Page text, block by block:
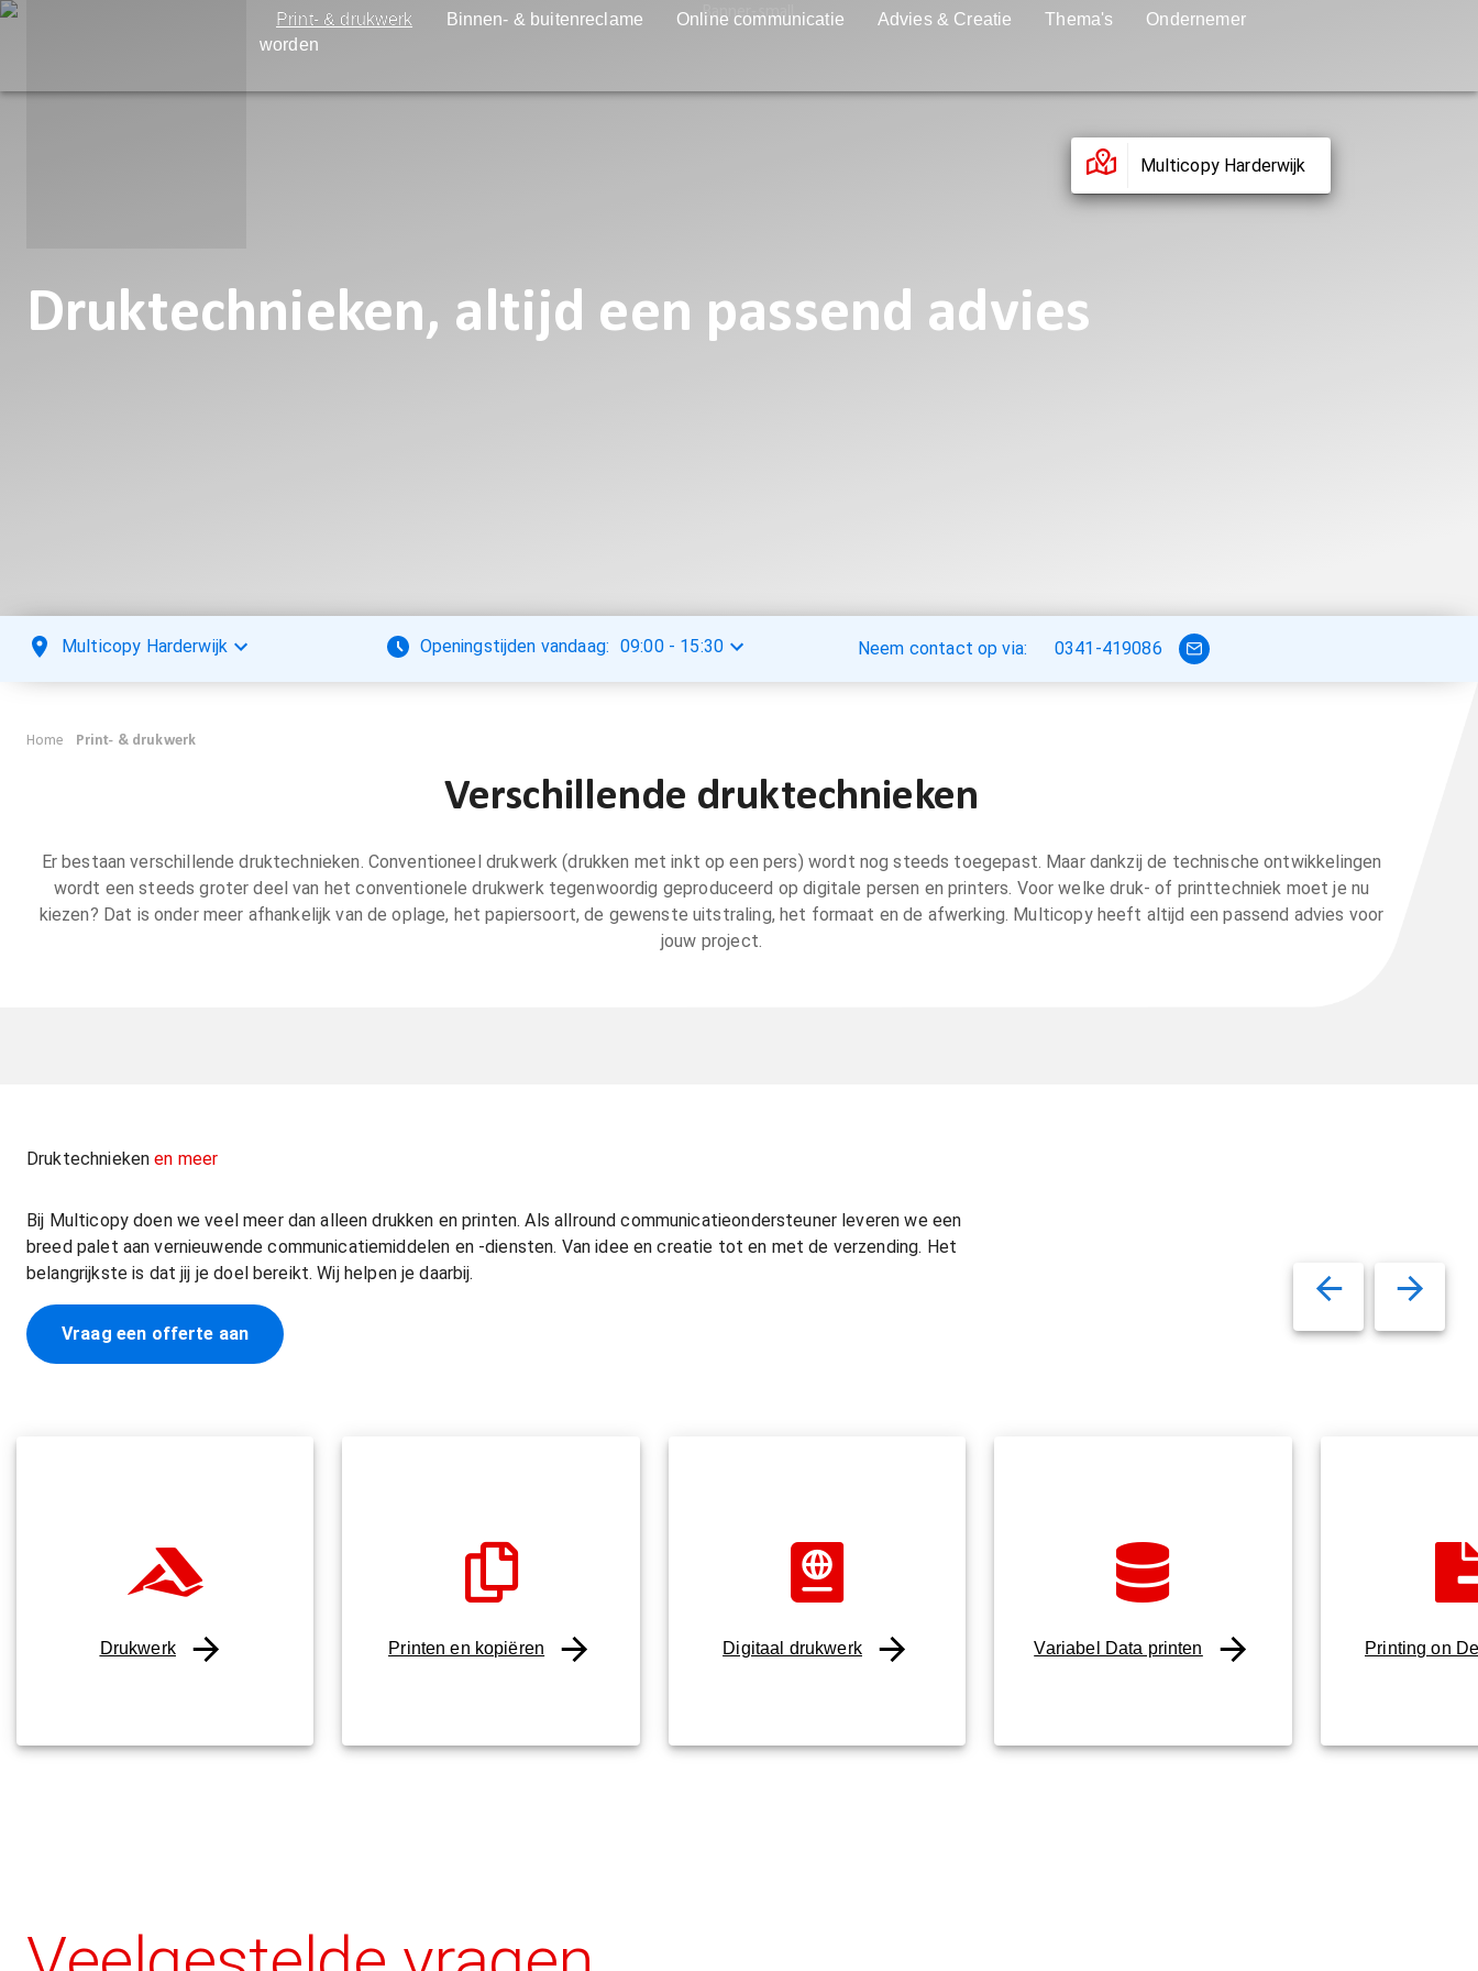
Print- & drukwerk Binnen- & buitenreclame Online communicatie Advies & Creatie Thema's
Ondernemer
worden
Multicopy Harderwijk
Druktechnieken, altijd een passend advies
Multicopy Harderwijk Openingstijden vandaag: 09:00- 15:30 Neem contact op via: 0341-419086
Home Print- & drukwerk
Verschillende druktechnieken
Er bestaan verschillende druktechnieken. Conventioneel drukwerk (drukken met inkt op een pers) wordt nog steeds toegepast. Maar dankzij de technische ontwikkelingen
wordt een steeds groter deel van het conventionele drukwerk tegenwoordig geproduceerd op digitale persen en printers. Voor welke druk- of printtechniek moet je nu
kiezen? Dat is onder meer afhankelijk van de oplage, het papiersoort, de gewenste uitstraling, het formaat en de afwerking. Multicopy heeft altijd een passend advies voor
jouw project.
Druktechniekenen meer
Bij Multicopy doen we veel meer dan alleen drukken en printen. Als allround communicatieondersteuner leveren we een
breed palet aan vernieuwende communicatiemiddelen en -diensten. Van idee en creatie tot en met de verzending. Het
belangrijkste is dat jij je doel bereikt. Wij helpen je daarbij.
Vraag een offerte aan
Drukwerk Printen en kopiëren Digitaal drukwerk Variabel Data printen Printing on